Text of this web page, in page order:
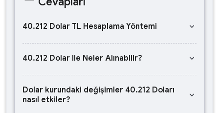
40.212 Dolar TL Hesaplama Yöntemi keyboard_arrow_down
40.212 Dolar ile Neler Alınabilir? keyboard_arrow_down
Dolar kurundaki değişimler 40.212 Doları
nasıl etkiler?
keyboard_arrow_down